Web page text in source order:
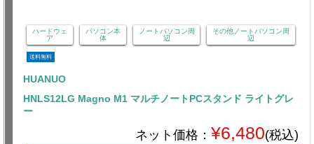
ハードウェ
ア
パソコン本
体
ノートパソコン周
辺
その他ノートパソコン周
辺
送料無料
HUANUO
HNLS12LG Magno M1 マルチノートPCスタンド ライトグレ
ー
ネット価格： ¥6,480(税込)